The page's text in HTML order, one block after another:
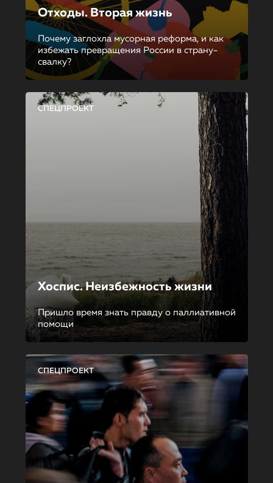
Отходы. Вторая жизнь
Почему заглохла мусорная реформа, и как
избежать превращения России в страну-
свалку?
СПЕЦПРОЕКТ
Хоспис. Неизбежность жизни
Пришло время знать правду о паллиативной
помощи
СПЕЦПРОЕКТ